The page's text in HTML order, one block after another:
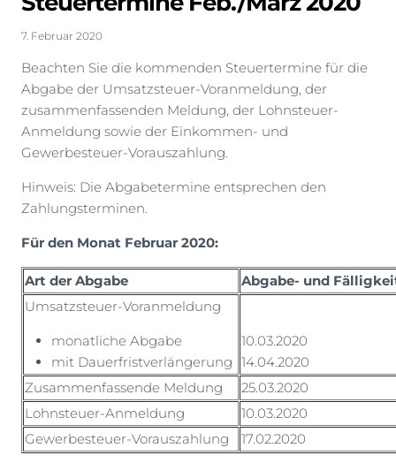
7. Februar 2020
Beachten Sie die kommenden Steuertermine für die
Abgabe der Umsatzsteuer-Voranmeldung, der
zusammenfassenden Meldung, der Lohnsteuer-
Anmeldung sowie der Einkommen- und
Gewerbesteuer-Vorauszahlung.
Hinweis: Die Abgabetermine entsprechen den
Zahlungsterminen.
Für den Monat Februar 2020:
Art der Abgabe
Abgabe- und
Umsatzsteuer-Voranmeldung
monatliche Abgabe
mit Dauerfristverlängerung
10.03.2020
14.04.2020
Zusammenfassende Meldung
25.03.2020
Lohnsteuer-Anmeldung
10.03.2020
Gewerbesteuer-Vorauszahlung
17.02.2020